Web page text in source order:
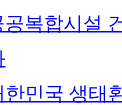
공복합시설
한민국 생태